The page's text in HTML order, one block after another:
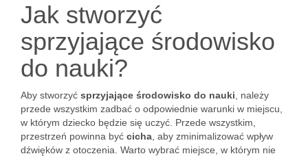
Jak stworzyć
sprzyjające środowisko
do nauki?
Aby stworzyć sprzyjające środowisko do nauki , należy
przede wszystkim zadbać o odpowiednie warunki w miejscu,
w którym dziecko będzie się uczyć. Przede wszystkim,
przestrzeń powinna być cicha , aby zminimalizować wpływ
dźwięków z otoczenia. Warto wybrać miejsce, w którym nie